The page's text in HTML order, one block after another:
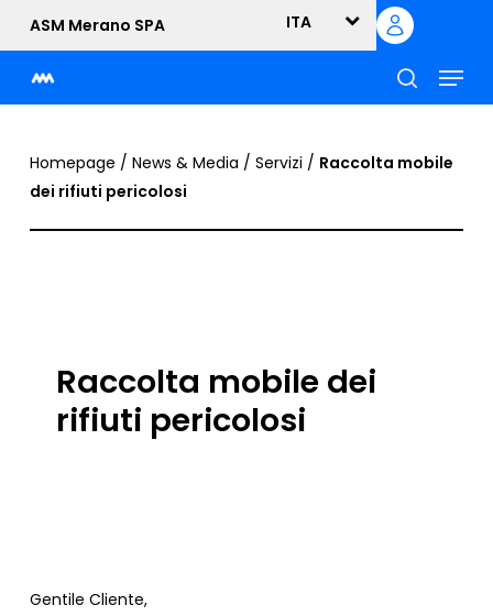
main
content
ASM Merano SPA ITA
cerca
Menu
Homepage / News & Media / Servizi / Raccolta mobile
dei rifiuti pericolosi
Raccolta mobile dei
rifiuti pericolosi
Gentile Cliente,